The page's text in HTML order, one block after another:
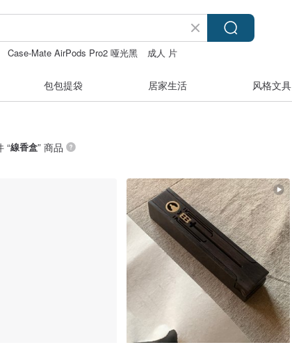
Case-Mate AirPods Pro2 哑光黑
成人 片
包包提袋 居家生活 风格文具
“線香盒” 商品